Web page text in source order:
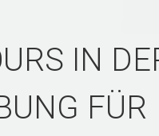
IN
FÜR